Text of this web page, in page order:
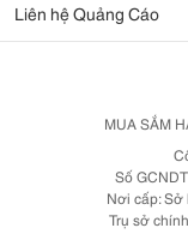
Liên hệ Quảng Cáo
MUA SẮM
Số
Nơi cấp:
Trụ sở